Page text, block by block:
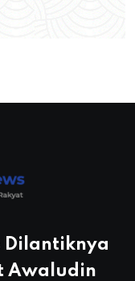
Dilantiknya
Awaludin